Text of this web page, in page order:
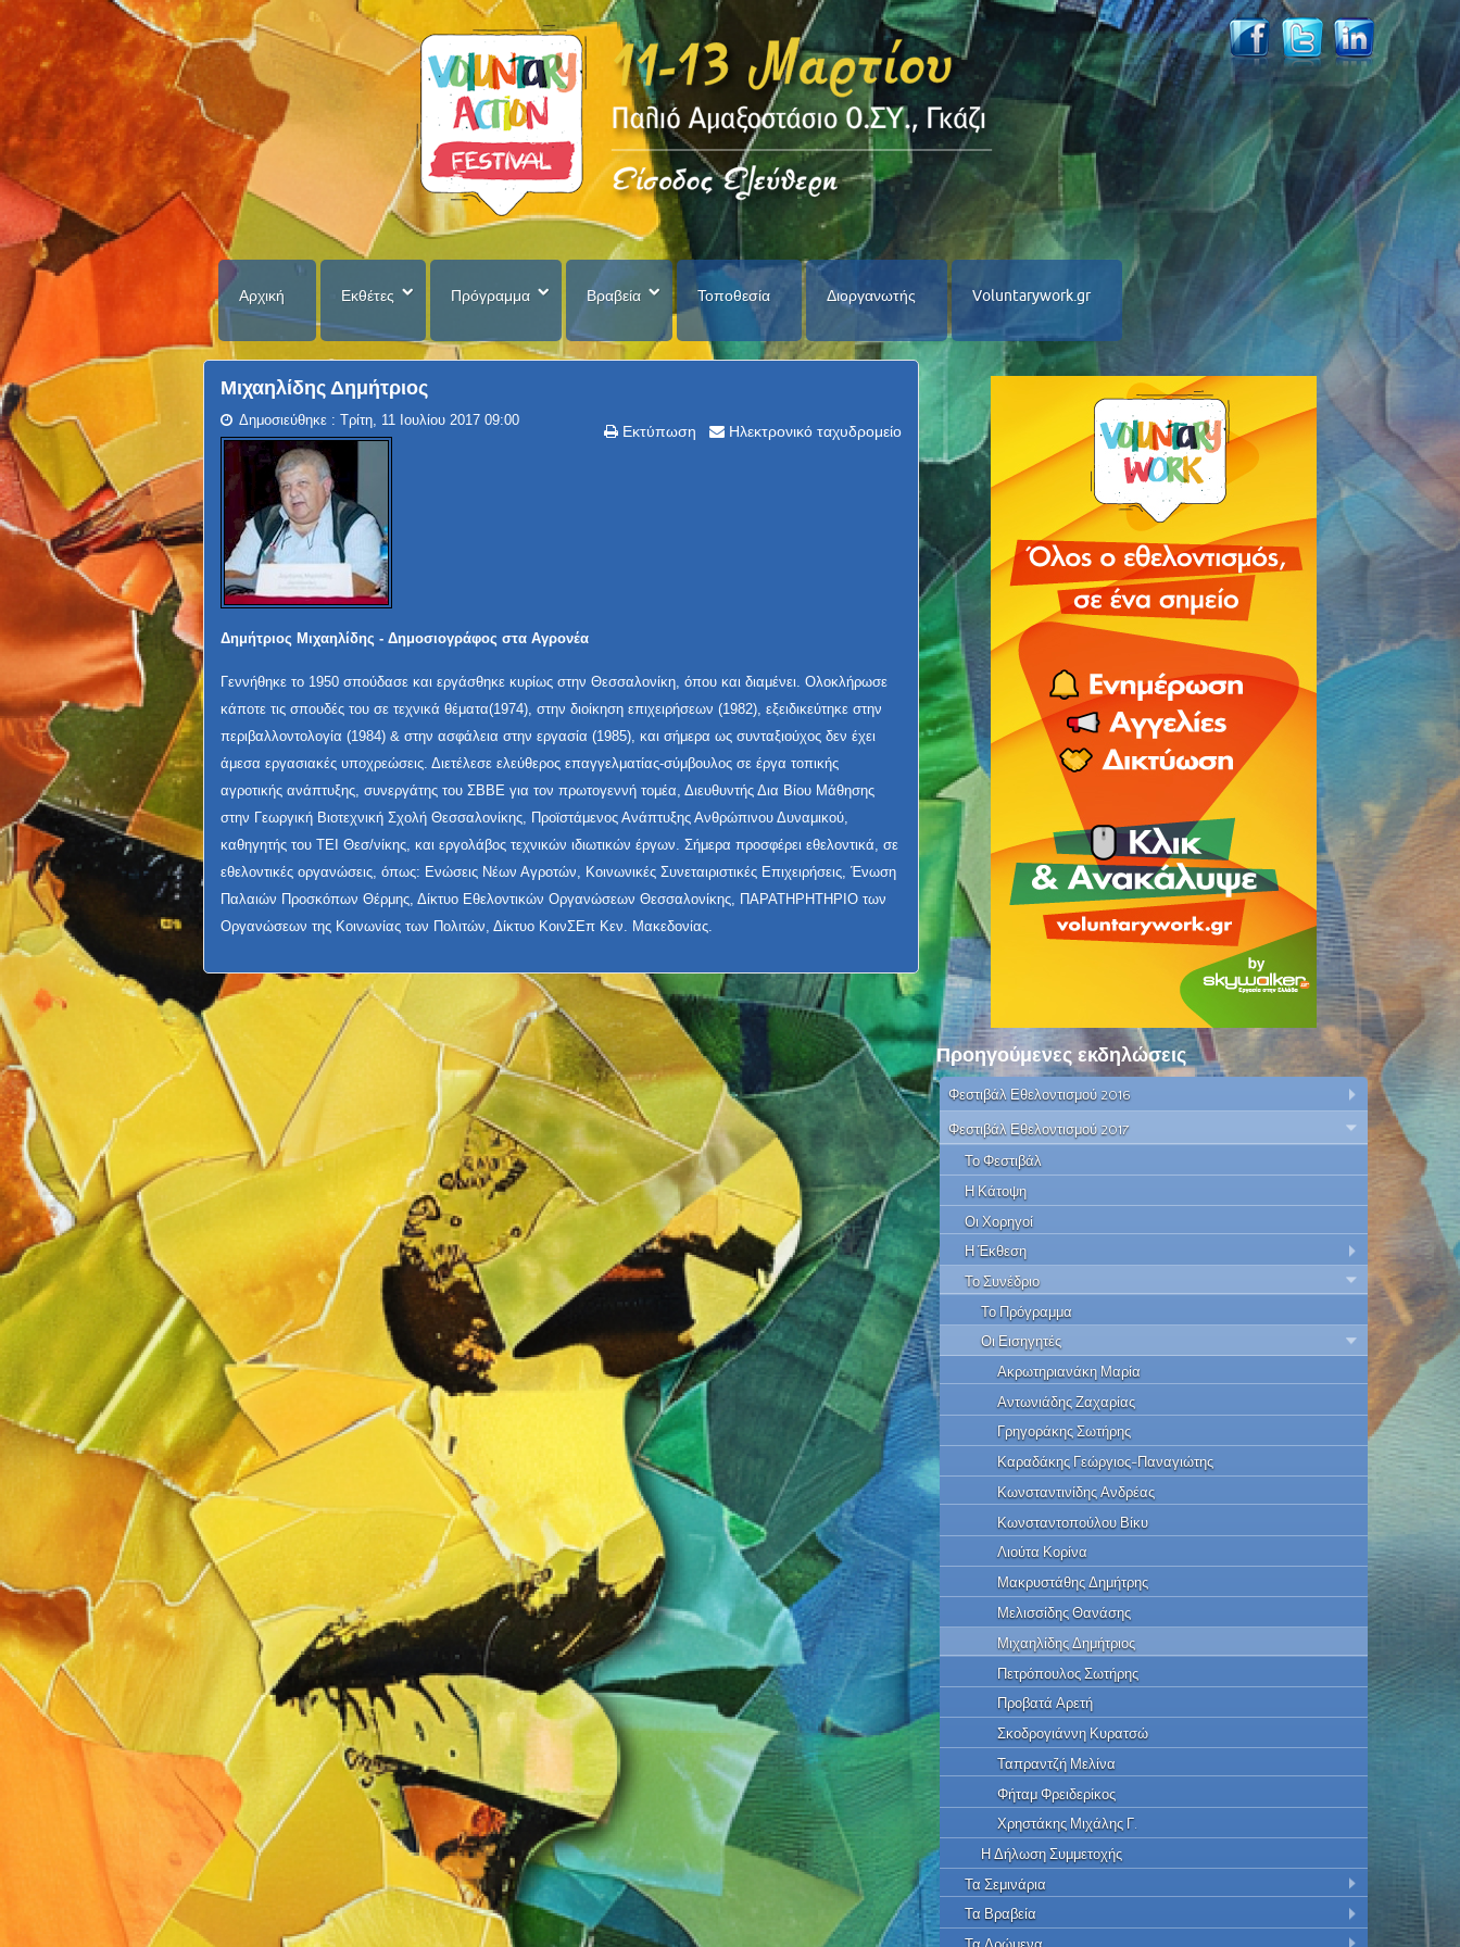
Αρχική Εκθέτες Πρόγραμμα Βραβεία Τοποθεσία Διοργανωτής Voluntarywork.gr
Μιχαηλίδης Δημήτριος
Εκτύπωση Ηλεκτρονικό ταχυδρομείο
Δημοσιεύθηκε : Τρίτη, 11 Ιουλίου 2017 09:00
Δημήτριος Μιχαηλίδης - Δημοσιογράφος στα Αγρονέα
Γεννήθηκε το 1950 σπούδασε και εργάσθηκε κυρίως στην Θεσσαλονίκη, όπου και διαμένει. Ολοκλήρωσε
κάποτε τις σπουδές του σε τεχνικά θέματα(1974), στην διοίκηση επιχειρήσεων (1982), εξειδικεύτηκε στην
περιβαλλοντολογία (1984) & στην ασφάλεια στην εργασία (1985), και σήμερα ως συνταξιούχος δεν έχει
άμεσα εργασιακές υποχρεώσεις. Διετέλεσε ελεύθερος επαγγελματίας-σύμβουλος σε έργα τοπικής
αγροτικής ανάπτυξης, συνεργάτης του ΣΒΒΕ για τον πρωτογεννή τομέα, Διευθυντής Δια Βίου Μάθησης
στην Γεωργική Βιοτεχνική Σχολή Θεσσαλονίκης, Προϊστάμενος Ανάπτυξης Ανθρώπινου Δυναμικού,
καθηγητής του ΤΕΙ Θεσ/νίκης, και εργολάβος τεχνικών ιδιωτικών έργων. Σήμερα προσφέρει εθελοντικά, σε
εθελοντικές οργανώσεις, όπως: Ενώσεις Νέων Αγροτών, Κοινωνικές Συνεταιριστικές Επιχειρήσεις, Ένωση
Παλαιών Προσκόπων Θέρμης, Δίκτυο Εθελοντικών Οργανώσεων Θεσσαλονίκης, ΠΑΡΑΤΗΡΗΤΗΡΙΟ των
Οργανώσεων της Κοινωνίας των Πολιτών, Δίκτυο ΚοινΣΕπ Κεν. Μακεδονίας.
Προηγούμενες εκδηλώσεις
Φεστιβάλ Εθελοντισμού 2016
Φεστιβάλ Εθελοντισμού 2017
Το Φεστιβάλ
Η Κάτοψη
Οι Χορηγοί
Η Έκθεση
Το Συνέδριο
Το Πρόγραμμα
Οι Εισηγητές
Ακρωτηριανάκη Μαρία
Αντωνιάδης Ζαχαρίας
Γρηγοράκης Σωτήρης
Καραδάκης Γεώργιος-Παναγιώτης
Κωνσταντινίδης Ανδρέας
Κωνσταντοπούλου Βίκυ
Λιούτα Κορίνα
Μακρυστάθης Δημήτρης
Μελισσίδης Θανάσης
Μιχαηλίδης Δημήτριος
Πετρόπουλος Σωτήρης
Προβατά Αρετή
Σκοδρογιάννη Κυρατσώ
Ταπραντζή Μελίνα
Φήταμ Φρειδερίκος
Χρηστάκης Μιχάλης Γ.
Η Δήλωση Συμμετοχής
Τα Σεμινάρια
Τα Βραβεία